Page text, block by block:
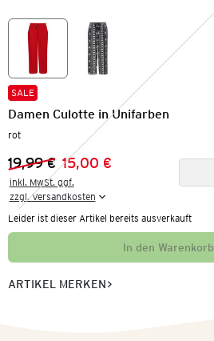
SALE
Damen Culotte in Unifarben
rot
Vorheriger Preis:
19,99 €
Neuer Preis:
15,00 €
inkl. MwSt. ggf.
zzgl. Versandkosten
Leider ist dieser Artikel bereits ausverkauft
In den Warenkorb
ARTIKEL MERKEN